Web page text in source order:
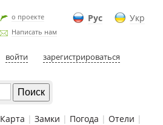
Рус Укр
о проекте
Написать нам
войти зарегистрироваться
Карта | Замки | Погода | Отели |